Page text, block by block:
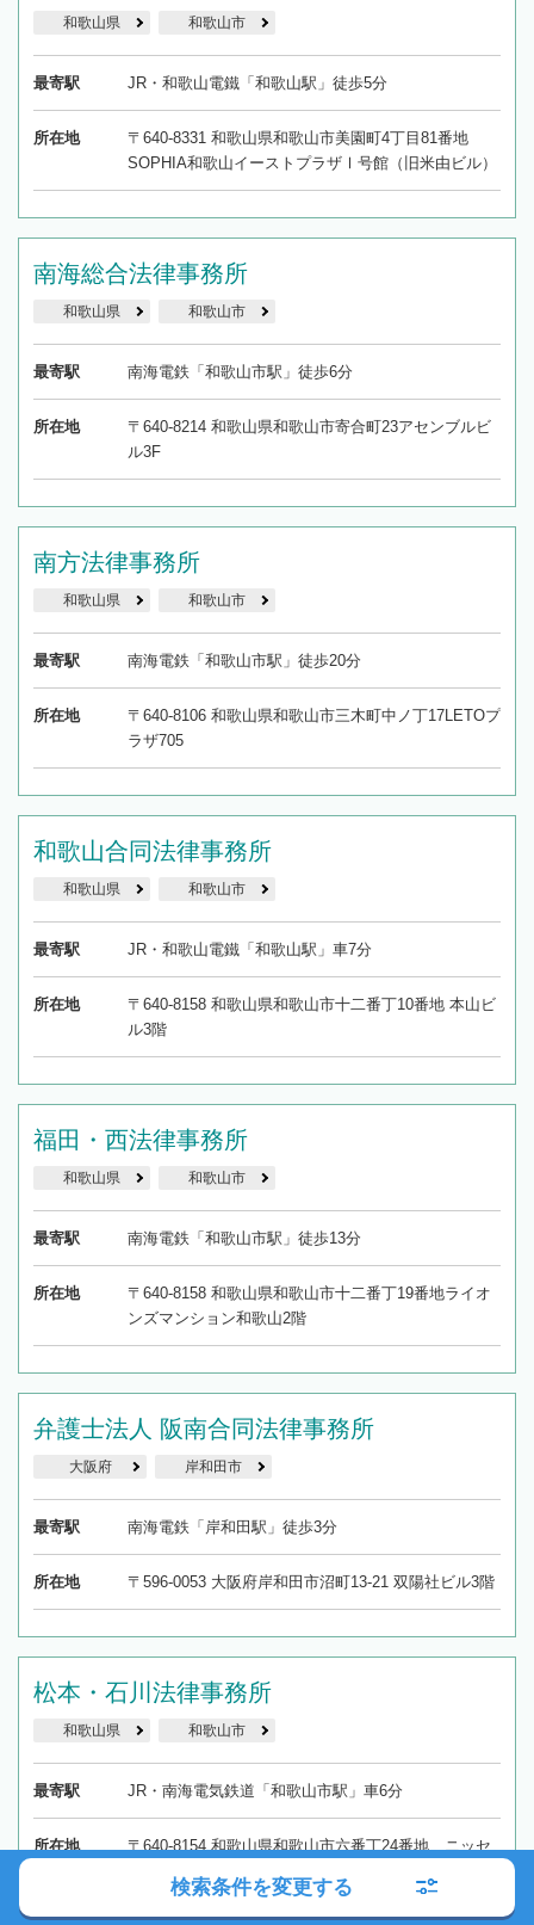
和歌山県 和歌山市
最寄駅 JR・和歌山電鐵「和歌山駅」徒歩5分
所在地
〒640-8331 和歌山県和歌山市美園町4丁目81番地
SOPHIA和歌山イーストプラザⅠ号館（旧米由ビル）
南海総合法律事務所
和歌山県 和歌山市
最寄駅 南海電鉄「和歌山市駅」徒歩6分
所在地
〒640-8214 和歌山県和歌山市寄合町23アセンブルビ
ル3F
南方法律事務所
和歌山県 和歌山市
最寄駅 南海電鉄「和歌山市駅」徒歩20分
所在地
〒640-8106 和歌山県和歌山市三木町中ノ丁17LETOプ
ラザ705
和歌山合同法律事務所
和歌山県 和歌山市
最寄駅 JR・和歌山電鐵「和歌山駅」車7分
所在地
〒640-8158 和歌山県和歌山市十二番丁10番地 本山ビ
ル3階
福田・西法律事務所
和歌山県 和歌山市
最寄駅 南海電鉄「和歌山市駅」徒歩13分
所在地
〒640-8158 和歌山県和歌山市十二番丁19番地ライオ
ンズマンション和歌山2階
弁護士法人 阪南合同法律事務所
大阪府 岸和田市
最寄駅 南海電鉄「岸和田駅」徒歩3分
所在地 〒596-0053 大阪府岸和田市沼町13-21 双陽社ビル3階
松本・石川法律事務所
和歌山県 和歌山市
最寄駅 JR・南海電気鉄道「和歌山市駅」車6分
所在地
〒640-8154 和歌山県和歌山市六番丁24番地 ニッセ
検索条件を変更する